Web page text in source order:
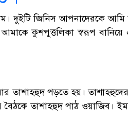
দুইটি জিনিস আপনাদেরকে আমি
আমাকে কুশপুত্তলিকা স্বরূপ
তাশাহহুদ পড়তে হয়।
তাশাহহুদ পাঠ ওয়াজিব।